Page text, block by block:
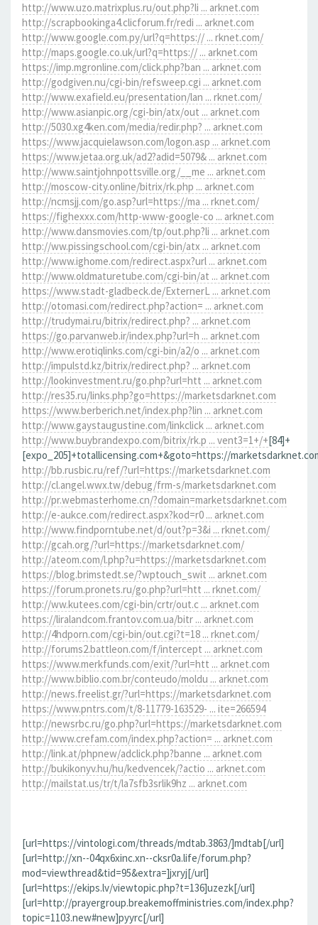
http://www.uzo.matrixplus.ru/out.php?li ... arknet.com
http://scrapbookinga4.clicforum.fr/redi ... arknet.com
http://www.google.com.py/url?q=https:// ... rknet.com/
http://maps.google.co.uk/url?q=https:// ... arknet.com
https://imp.mgronline.com/click.php?ban ... arknet.com
http://godgiven.nu/cgi-bin/refsweep.cgi ... arknet.com
http://www.exafield.eu/presentation/lan ... rknet.com/
http://www.asianpic.org/cgi-bin/atx/out ... arknet.com
http://5030.xg4ken.com/media/redir.php? ... arknet.com
https://www.jacquielawson.com/logon.asp ... arknet.com
https://www.jetaa.org.uk/ad2?adid=5079& ... arknet.com
http://www.saintjohnpottsville.org/__me ... arknet.com
http://moscow-city.online/bitrix/rk.php ... arknet.com
http://ncmsjj.com/go.asp?url=https://ma ... rknet.com/
https://fighexxx.com/http-www-google-co ... arknet.com
http://www.dansmovies.com/tp/out.php?li ... arknet.com
http://ww.pissingschool.com/cgi-bin/atx ... arknet.com
http://www.ighome.com/redirect.aspx?url ... arknet.com
http://www.oldmaturetube.com/cgi-bin/at ... arknet.com
https://www.stadt-gladbeck.de/ExternerL ... arknet.com
http://otomasi.com/redirect.php?action= ... arknet.com
http://trudymai.ru/bitrix/redirect.php? ... arknet.com
https://go.parvanweb.ir/index.php?url=h ... arknet.com
http://www.erotiqlinks.com/cgi-bin/a2/o ... arknet.com
http://impulstd.kz/bitrix/redirect.php? ... arknet.com
http://lookinvestment.ru/go.php?url=htt ... arknet.com
http://res35.ru/links.php?go=https://marketsdarknet.com
https://www.berberich.net/index.php?lin ... arknet.com
http://www.gaystaugustine.com/linkclick ... arknet.com
http://www.buybrandexpo.com/bitrix/rk.p ... vent3=1+/+[84]+
[expo_205]+totallicensing.com+&goto=https://
http://bb.rusbic.ru/ref/?url=https://marketsdarknet.com
http://cl.angel.wwx.tw/debug/frm-s/marketsdarknet.com
http://pr.webmasterhome.cn/?domain=marketsdarknet.com
http://e-aukce.com/redirect.aspx?kod=r0 ... arknet.com
http://www.findporntube.net/d/out?p=3&i ... rknet.com/
http://gcah.org/?url=https://marketsdarknet.com/
http://ateom.com/l.php?u=https://marketsdarknet.com
https://blog.brimstedt.se/?wptouch_swit ... arknet.com
https://forum.pronets.ru/go.php?url=htt ... rknet.com/
http://ww.kutees.com/cgi-bin/crtr/out.c ... arknet.com
https://liralandcom.frantov.com.ua/bitr ... arknet.com
http://4hdporn.com/cgi-bin/out.cgi?t=18 ... rknet.com/
http://forums2.battleon.com/f/intercept ... arknet.com
https://www.merkfunds.com/exit/?url=htt ... arknet.com
http://www.biblio.com.br/conteudo/moldu ... arknet.com
http://news.freelist.gr/?url=https://marketsdarknet.com
https://www.pntrs.com/t/8-11779-163529- ... ite=266594
http://newsrbc.ru/go.php?url=https://marketsdarknet.com
http://www.crefam.com/index.php?action= ... arknet.com
http://link.at/phpnew/adclick.php?banne ... arknet.com
http://bukikonyv.hu/hu/kedvencek/?actio ... arknet.com
http://mailstat.us/tr/t/la7sfb3srlik9hz ... arknet.com
[url=https://vintologi.com/threads/mdtab.3863/]mdtab[/url]
[url=http://xn--04qx6xinc.xn--cksr0a.life/forum.php?
mod=viewthread&tid=95&extra=]jxryj[/url]
[url=https://ekips.lv/viewtopic.php?t=136]uzezk[/url]
[url=http://prayergroup.breakemoffministries.com/index.php?
topic=1103.new#new]pyyrc[/url]